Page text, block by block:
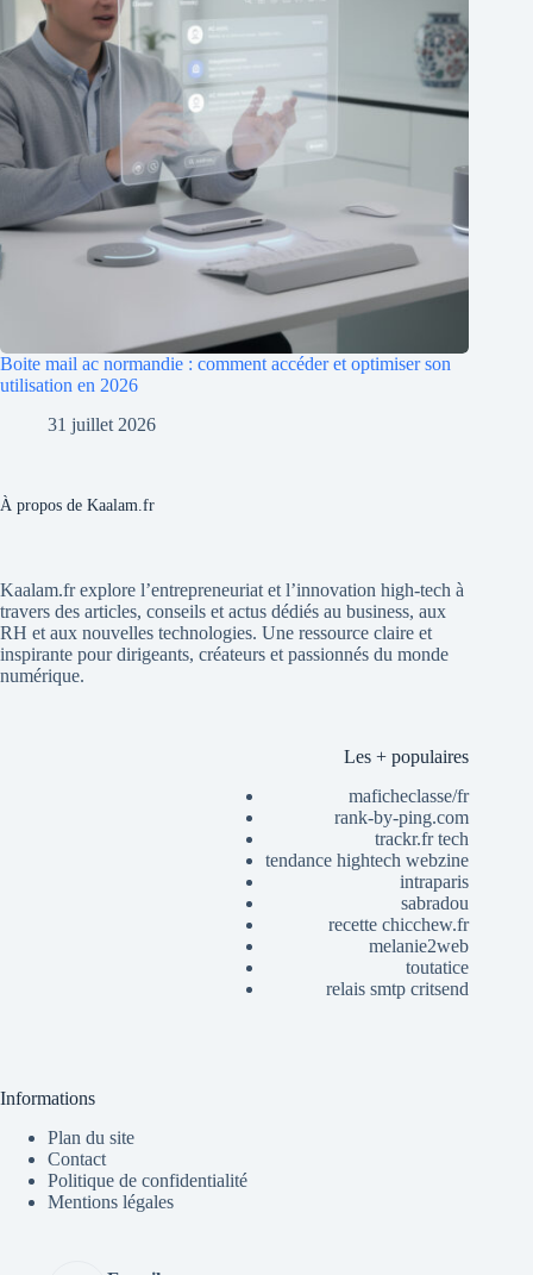
Boite mail ac normandie : comment accéder et optimiser son
utilisation en 2026
31 juillet 2026
À propos de Kaalam.fr
Kaalam.fr explore l’entrepreneuriat et l’innovation high-tech à
travers des articles, conseils et actus dédiés au business, aux
RH et aux nouvelles technologies. Une ressource claire et
inspirante pour dirigeants, créateurs et passionnés du monde
numérique.
Les + populaires
maficheclasse/fr
rank-by-ping.com
trackr.fr tech
tendance hightech webzine
intraparis
sabradou
recette chicchew.fr
melanie2web
toutatice
relais smtp critsend
Informations
Plan du site
Contact
Politique de confidentialité
Mentions légales